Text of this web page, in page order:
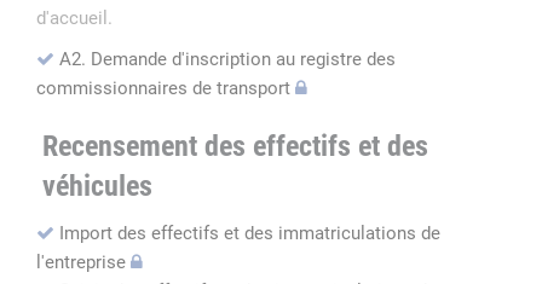
d'accueil.
A2. Demande d'inscription au registre des
commissionnaires de transport
Recensement des effectifs et des
véhicules
Import des effectifs et des immatriculations de
l'entreprise